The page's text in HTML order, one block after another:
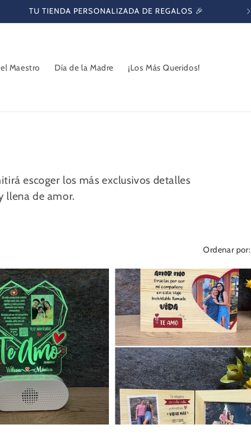
TU TIENDA PERSONALIZADA DE REGALOS 🎉
Maestro Día de la Madre ¡Los Más Queridos!
escoger los más exclusivos detalles
llena de amor.
Ordenar por: